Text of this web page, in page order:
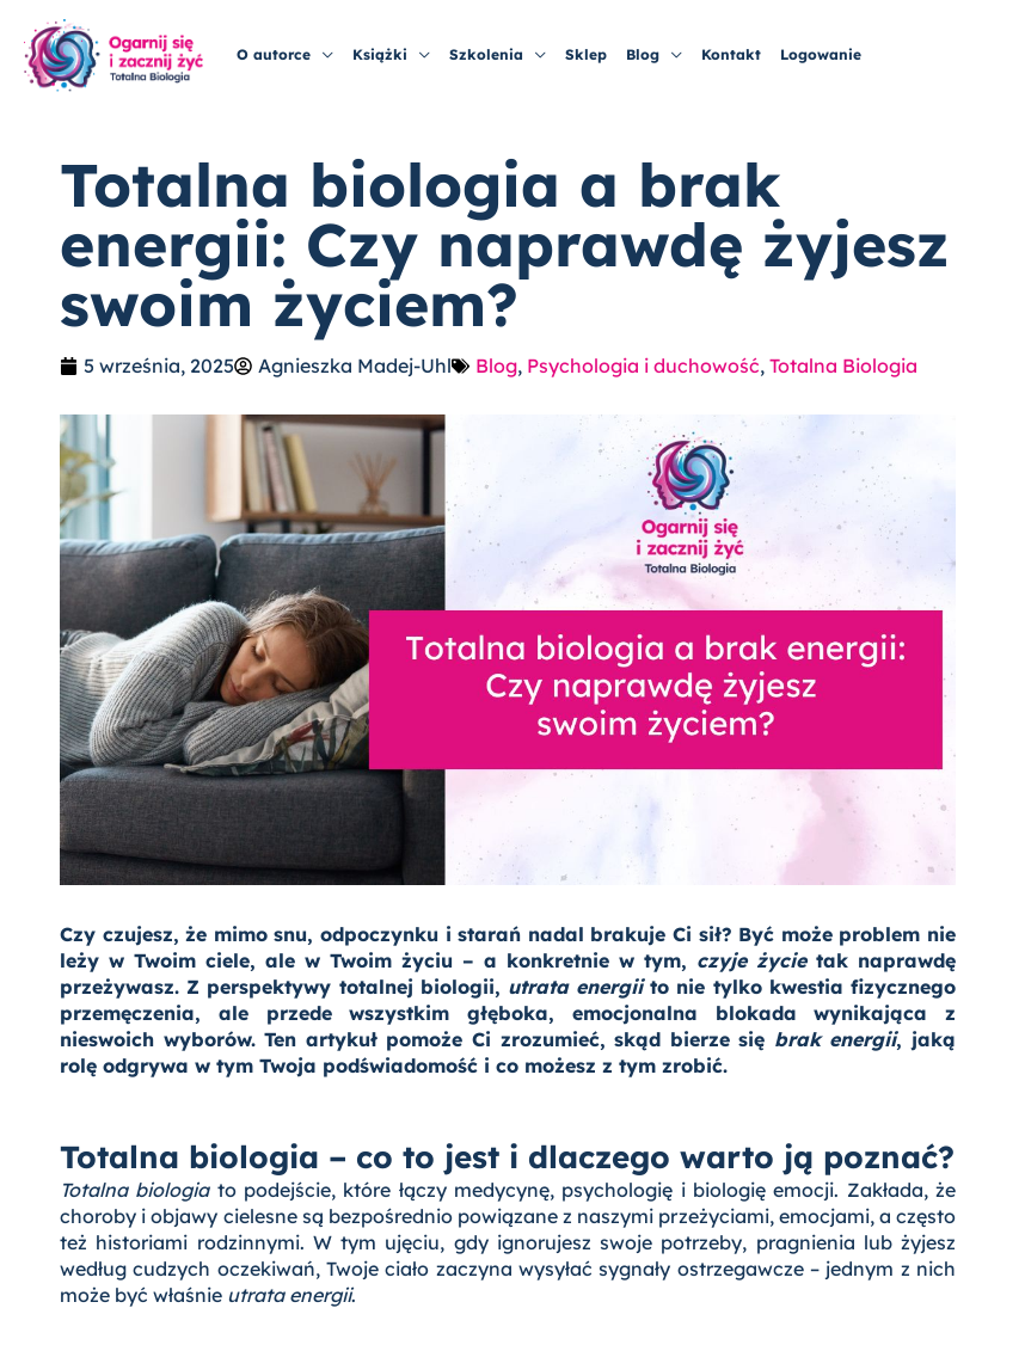
treści
O autorce Książki Szkolenia Sklep Blog Kontakt Logowanie
Totalna biologia a brak
energii: Czy naprawdę żyjesz
swoim życiem?
5 września, 2025 Agnieszka Madej-Uhl Blog, Psychologia i duchowość, Totalna Biologia
Czy czujesz, że mimo snu, odpoczynku i starań nadal brakuje Ci sił? Być może problem nie
leży w Twoim ciele, ale w Twoim życiu – a konkretnie w tym, czyje życietak naprawdę
przeżywasz. Z perspektywy totalnej biologii, utrata energiito nie tylko kwestia fizycznego
przemęczenia, ale przede wszystkim głęboka, emocjonalna blokada wynikająca z
nieswoich wyborów. Ten artykuł pomoże Ci zrozumieć, skąd bierze się brak energii, jaką
rolę odgrywa w tym Twoja podświadomość i co możesz z tym zrobić.
Totalna biologia – co to jest i dlaczego warto ją poznać?
Totalna biologiato podejście, które łączy medycynę, psychologię i biologię emocji. Zakłada, że
choroby i objawy cielesne są bezpośrednio powiązane z naszymi przeżyciami, emocjami, a często
też historiami rodzinnymi. W tym ujęciu, gdy ignorujesz swoje potrzeby, pragnienia lub żyjesz
według cudzych oczekiwań, Twoje ciało zaczyna wysyłać sygnały ostrzegawcze – jednym z nich
może być właśnie utrata energii.